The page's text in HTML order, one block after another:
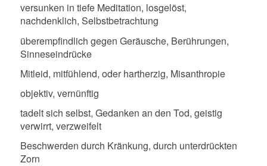
versunken in tiefe Meditation, losgelöst,
nachdenklich, Selbstbetrachtung
überempfindlich gegen Geräusche, Berührungen,
Sinneseindrücke
Mitleid, mitfühlend, oder hartherzig, Misanthropie
objektiv, vernünftig
tadelt sich selbst, Gedanken an den Tod, geistig
verwirrt, verzweifelt
Beschwerden durch Kränkung, durch unterdrückten
Zorn